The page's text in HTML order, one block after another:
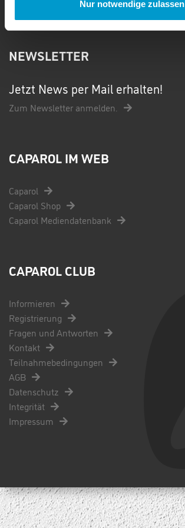
Nur notwendige zulassen
NEWSLETTER
Jetzt News per Mail erhalten!
Zum Newsletter anmelden.
CAPAROL IM WEB
Caparol
Caparol Shop
Caparol Mediendatenbank
CAPAROL CLUB
Informieren
Registrierung
Fragen und Antworten
Kontakt
Teilnahmebedingungen
AGB
Datenschutz
Integrität
Impressum